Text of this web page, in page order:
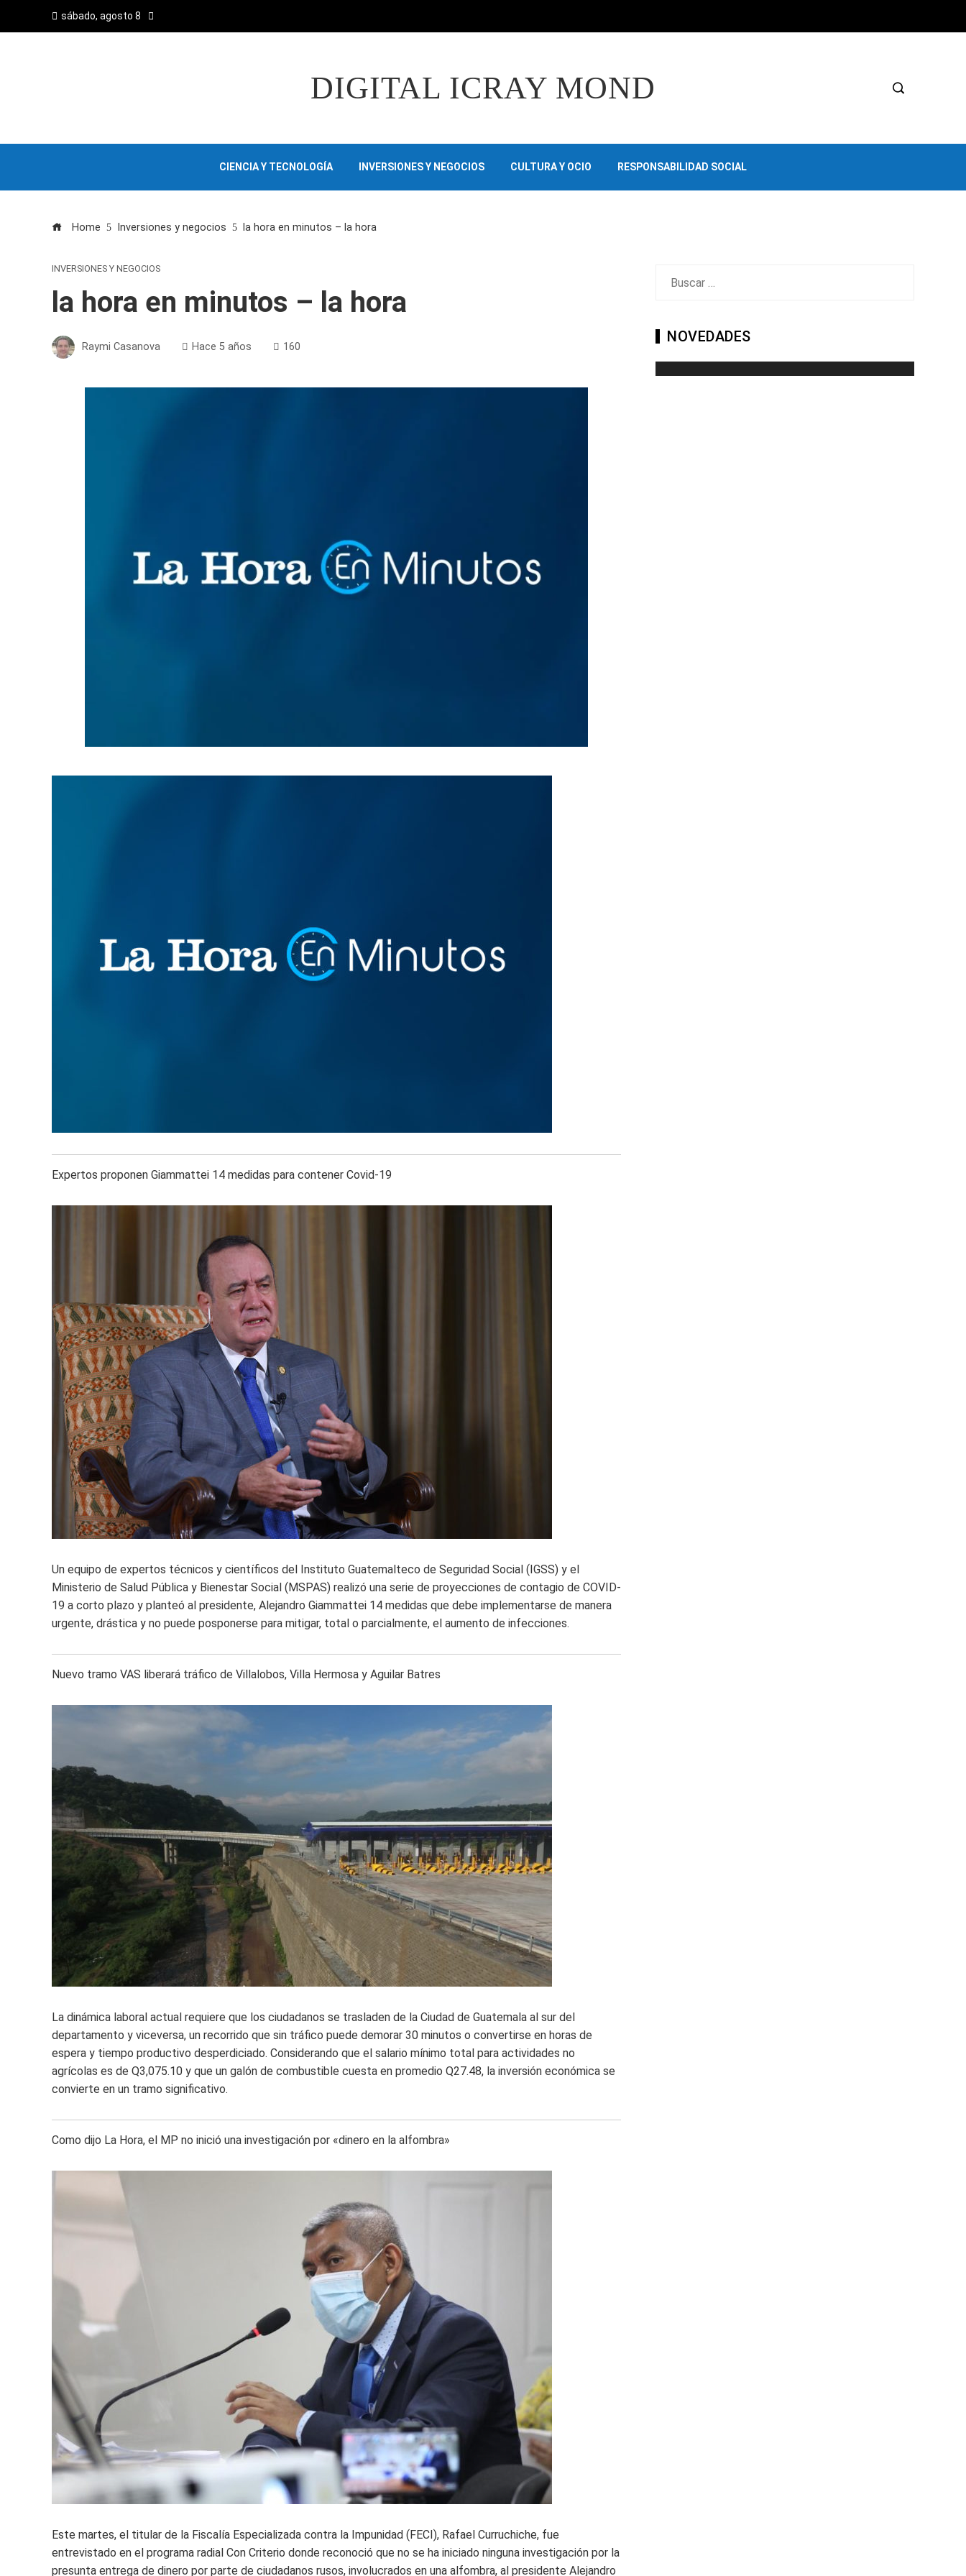
sábado, agosto 8
DIGITAL ICRAY MOND
CIENCIA Y TECNOLOGÍA INVERSIONES Y NEGOCIOS CULTURA Y OCIO RESPONSABILIDAD SOCIAL
Home Inversiones y negocios la hora en minutos – la hora
INVERSIONES Y NEGOCIOS
la hora en minutos – la hora
Raymi Casanova Hace 5 años 160
Expertos proponen Giammattei 14 medidas para contener Covid-19
Un equipo de expertos técnicos y científicos del Instituto Guatemalteco de Seguridad Social (IGSS) y el
Ministerio de Salud Pública y Bienestar Social (MSPAS) realizó una serie de proyecciones de contagio de COVID-
19 a corto plazo y planteó al presidente, Alejandro Giammattei 14 medidas que debe implementarse de manera
urgente, drástica y no puede posponerse para mitigar, total o parcialmente, el aumento de infecciones.
Nuevo tramo VAS liberará tráfico de Villalobos, Villa Hermosa y Aguilar Batres
La dinámica laboral actual requiere que los ciudadanos se trasladen de la Ciudad de Guatemala al sur del
departamento y viceversa, un recorrido que sin tráfico puede demorar 30 minutos o convertirse en horas de
espera y tiempo productivo desperdiciado. Considerando que el salario mínimo total para actividades no
agrícolas es de Q3,075.10 y que un galón de combustible cuesta en promedio Q27.48, la inversión económica se
convierte en un tramo significativo.
Como dijo La Hora, el MP no inició una investigación por «dinero en la alfombra»
Este martes, el titular de la Fiscalía Especializada contra la Impunidad (FECI), Rafael Curruchiche, fue
entrevistado en el programa radial Con Criterio donde reconoció que no se ha iniciado ninguna investigación por la
presunta entrega de dinero por parte de ciudadanos rusos, involucrados en una alfombra, al presidente Alejandro
NOVEDADES